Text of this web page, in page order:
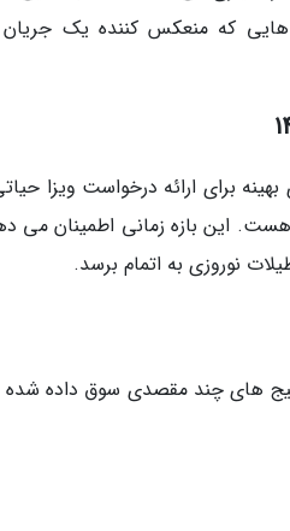
که منعکس کننده یک جریان
بهینه برای ارائه درخواست ویزا
تا 40 روز قبل از تاریخ سفر هست. این بازه
های چند مقصدی سوق داده شده